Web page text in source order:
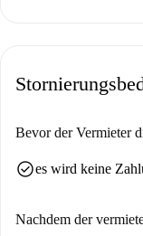
sich in Restaurants wie
zu Ihrem neuen
Bevor der Vermieter
check_circlees wird keine
Nachdem der